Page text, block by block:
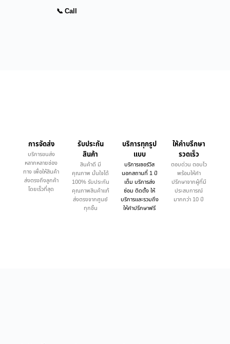
📞 Call
การจัดส่ง
บริการขนส่ง
หลากหลายช่อง
ทาง เพื่อให้สินค้า
ส่งตรงถึงลูกค้า
โดยเร็วที่สุด
รับประกัน
สินค้า
สินค้าดี มี
คุณภาพ มั่นใจได้
100% รับประกัน
คุณภาพสินค้าแท้
ส่งตรงจากศูนย์
ทุกชิ้น
บริการทุกรูป
แบบ
บริการเซอร์วิส
นอกสถานที่ 1 ปี
เต็ม บริการส่ง
ซ่อม ติดตั้ง ให้
บริการและรวมถึง
ให้คำปรึกษาฟรี
ให้คำบรึกษา
รวดเร็ว
ตอบด่วน ตอบไว
พร้อมให้คำ
ปรึกษาจากผู้ที่มี
ประสบการณ์
มากกว่า 10 ปี